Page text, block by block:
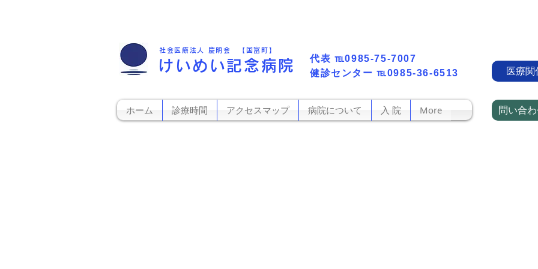
​健診センター℡0985-36-6513
社会医療法人 慶明会 【国富町】
けいめい記念病院 代表​ ℡0985-75-7007
医療関
ホーム 診療時間 アクセスマップ 病院について 入 院 More 問い合